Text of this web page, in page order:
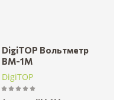
DigiTOP Вольтметр
ВМ-1М
DigiTOP